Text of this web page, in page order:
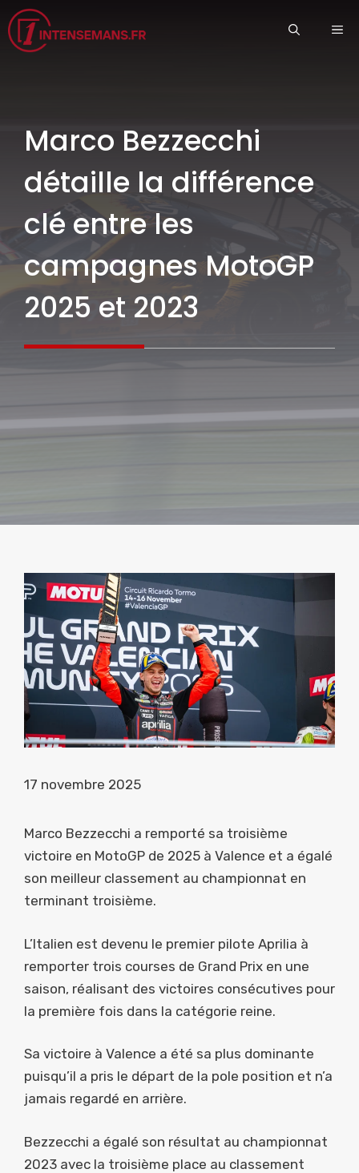
Aller
au
contenu
Marco Bezzecchi
détaille la différence
clé entre les
campagnes MotoGP
2025 et 2023
17 novembre 2025
Marco Bezzecchi a remporté sa troisième
victoire en MotoGP de 2025 à Valence et a égalé
son meilleur classement au championnat en
terminant troisième.
L’Italien est devenu le premier pilote Aprilia à
remporter trois courses de Grand Prix en une
saison, réalisant des victoires consécutives pour
la première fois dans la catégorie reine.
Sa victoire à Valence a été sa plus dominante
puisqu’il a pris le départ de la pole position et n’a
jamais regardé en arrière.
Bezzecchi a égalé son résultat au championnat
2023 avec la troisième place au classement